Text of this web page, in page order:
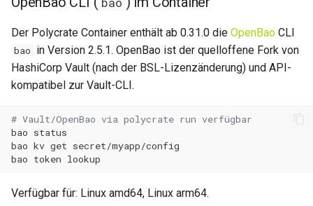
0.11.8
0.11.7
0.11.6
0.11.4
Der Polycrate Container enthält ab 0.31.0 die OpenBao CLI
bao in Version 2.5.1. OpenBao ist der quelloffene Fork von
HashiCorp Vault (nach der BSL-Lizenzänderung) und API-
kompatibel zur Vault-CLI.
# Vault/OpenBao via polycrate run verfügbar
bao
bao kv get
bao token
Verfügbar für: Linux amd64, Linux arm64.